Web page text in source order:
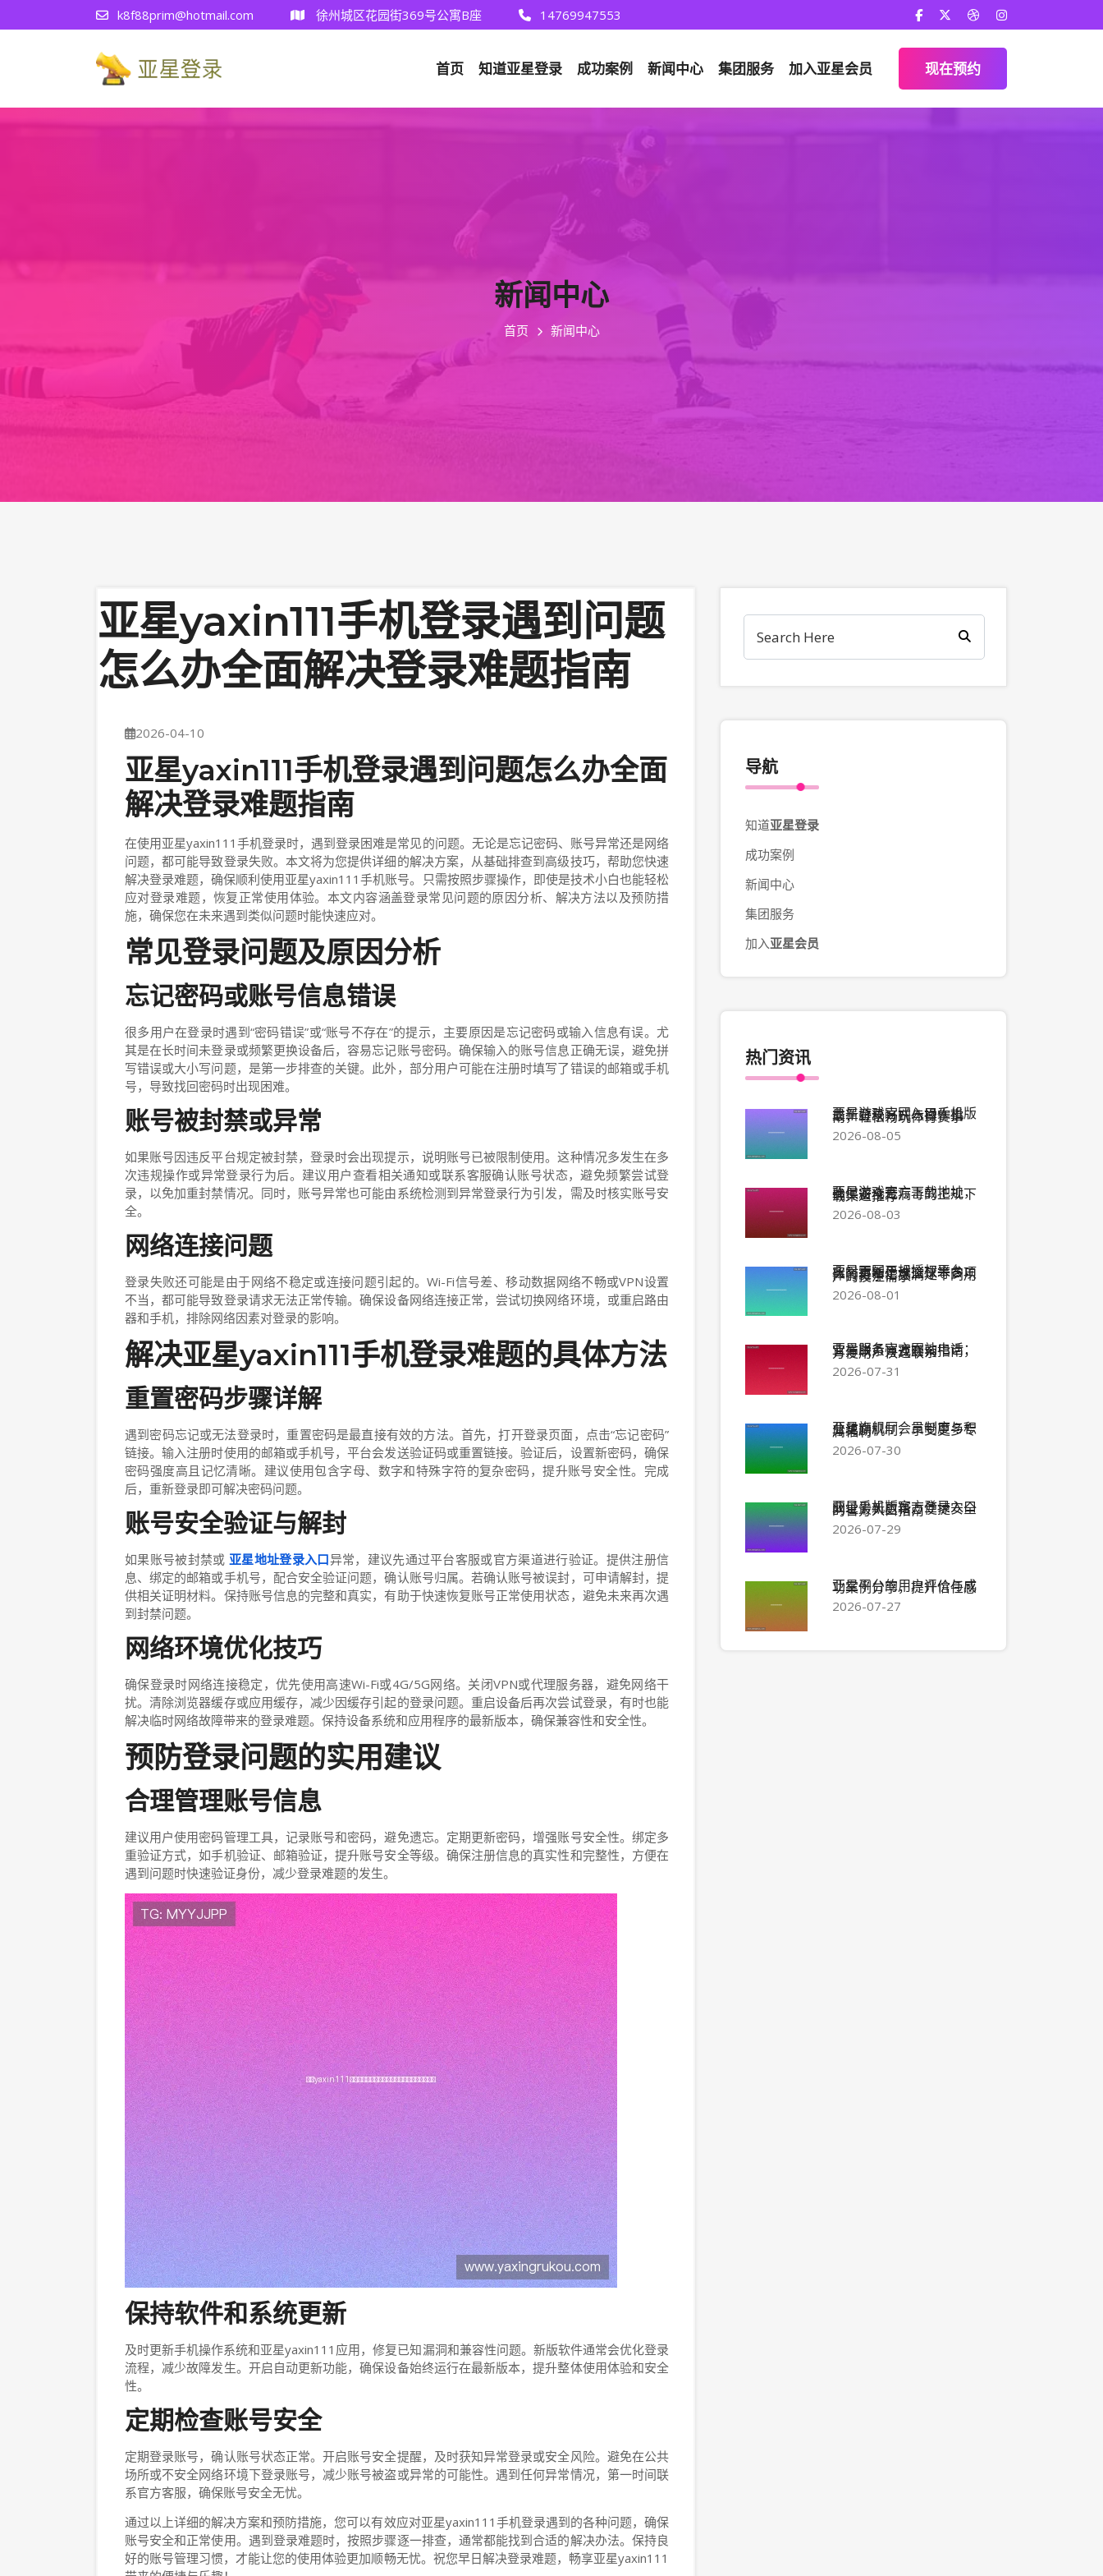
k8f88prim@hotmail.com 徐州城区花园街369号公寓B座 14769947553
首页 知道亚星登录 成功案例 新闻中心 集团服务 加入亚星会员 现在预约
新闻中心
首页 新闻中心
亚星yaxin111手机登录遇到问题
怎么办全面解决登录难题指南
2026-04-10
亚星yaxin111手机登录遇到问题怎么办全面
解决登录难题指南
在使用亚星yaxin111手机登录时，遇到登录困难是常见的问题。无论是忘记密码、账号异常还是网络
问题，都可能导致登录失败。本文将为您提供详细的解决方案，从基础排查到高级技巧，帮助您快速
解决登录难题，确保顺利使用亚星yaxin111手机账号。只需按照步骤操作，即使是技术小白也能轻松
应对登录难题，恢复正常使用体验。本文内容涵盖登录常见问题的原因分析、解决方法以及预防措
施，确保您在未来遇到类似问题时能快速应对。
常见登录问题及原因分析
忘记密码或账号信息错误
很多用户在登录时遇到“密码错误”或“账号不存在”的提示，主要原因是忘记密码或输入信息有误。尤
其是在长时间未登录或频繁更换设备后，容易忘记账号密码。确保输入的账号信息正确无误，避免拼
写错误或大小写问题，是第一步排查的关键。此外，部分用户可能在注册时填写了错误的邮箱或手机
号，导致找回密码时出现困难。
账号被封禁或异常
如果账号因违反平台规定被封禁，登录时会出现提示，说明账号已被限制使用。这种情况多发生在多
次违规操作或异常登录行为后。建议用户查看相关通知或联系客服确认账号状态，避免频繁尝试登
录，以免加重封禁情况。同时，账号异常也可能由系统检测到异常登录行为引发，需及时核实账号安
全。
网络连接问题
登录失败还可能是由于网络不稳定或连接问题引起的。Wi-Fi信号差、移动数据网络不畅或VPN设置
不当，都可能导致登录请求无法正常传输。确保设备网络连接正常，尝试切换网络环境，或重启路由
器和手机，排除网络因素对登录的影响。
解决亚星yaxin111手机登录难题的具体方法
重置密码步骤详解
遇到密码忘记或无法登录时，重置密码是最直接有效的方法。首先，打开登录页面，点击“忘记密码”
链接。输入注册时使用的邮箱或手机号，平台会发送验证码或重置链接。验证后，设置新密码，确保
密码强度高且记忆清晰。建议使用包含字母、数字和特殊字符的复杂密码，提升账号安全性。完成
后，重新登录即可解决密码问题。
账号安全验证与解封
如果账号被封禁或 亚星地址登录入口异常，建议先通过平台客服或官方渠道进行验证。提供注册信
息、绑定的邮箱或手机号，配合安全验证问题，确认账号归属。若确认账号被误封，可申请解封，提
供相关证明材料。保持账号信息的完整和真实，有助于快速恢复账号正常使用状态，避免未来再次遇
到封禁问题。
网络环境优化技巧
确保登录时网络连接稳定，优先使用高速Wi-Fi或4G/5G网络。关闭VPN或代理服务器，避免网络干
扰。清除浏览器缓存或应用缓存，减少因缓存引起的登录问题。重启设备后再次尝试登录，有时也能
解决临时网络故障带来的登录难题。保持设备系统和应用程序的最新版本，确保兼容性和安全性。
预防登录问题的实用建议
合理管理账号信息
建议用户使用密码管理工具，记录账号和密码，避免遗忘。定期更新密码，增强账号安全性。绑定多
重验证方式，如手机验证、邮箱验证，提升账号安全等级。确保注册信息的真实性和完整性，方便在
遇到问题时快速验证身份，减少登录难题的发生。
保持软件和系统更新
及时更新手机操作系统和亚星yaxin111应用，修复已知漏洞和兼容性问题。新版软件通常会优化登录
流程，减少故障发生。开启自动更新功能，确保设备始终运行在最新版本，提升整体使用体验和安全
性。
定期检查账号安全
定期登录账号，确认账号状态正常。开启账号安全提醒，及时获知异常登录或安全风险。避免在公共
场所或不安全网络环境下登录账号，减少账号被盗或异常的可能性。遇到任何异常情况，第一时间联
系官方客服，确保账号安全无忧。
通过以上详细的解决方案和预防措施，您可以有效应对亚星yaxin111手机登录遇到的各种问题，确保
账号安全和正常使用。遇到登录难题时，按照步骤逐一排查，通常都能找到合适的解决办法。保持良
好的账号管理习惯，才能让您的使用体验更加顺畅无忧。祝您早日解决登录难题，畅享亚星yaxin111
导航
知道亚星登录
成功案例
新闻中心
集团服务
加入亚星会员
热门资讯
亚星游戏官网入口手机版最新登录方式与操作指南，轻松畅玩体育赛事
2026-08-05
亚星游戏官方下载地址，确保安全无病毒的正规下载渠道推荐
2026-08-03
亚星正网正规授权平台，实时更新足球篮球等多项体育赛事信息满足不同用户的投注需求
2026-08-01
亚星服务官方网站电话：官方联系方式查询指南，方便用户快速联系
2026-07-31
亚星旗舰厅会员制度与积分奖励机制，享受更多专属福利
2026-07-30
亚星手机版官方登录入口网址最新更新，便捷安全的官方入口指南
2026-07-29
亚星平台的用户评价与成功案例分享，提升信任感
2026-07-27